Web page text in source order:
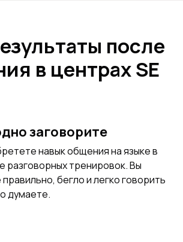
после
в центрах SE
заговорите
навык общения на языке в
разговорных тренировок. Вы
бегло и легко говорить
думаете.